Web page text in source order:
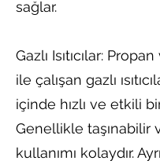
sağlar.
Gazlı Isıtıcılar:
ile çalışan gazlı
içinde hızlı ve etkili bir
Genellikle taşınabilir
kullanımı kolaydır.